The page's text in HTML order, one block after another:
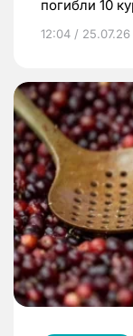
погибли 10
12:04 / 25.07.26